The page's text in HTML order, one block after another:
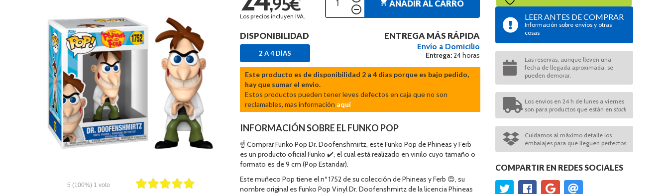
5 (100%) 1 voto
Los precios incluyen IVA.
remove_circle_outline
shopping_cart AÑADIR AL CARRO
DISPONIBILIDAD
2 A 4 DÍAS
ENTREGA MÁS RÁPIDA
Envío a Domicilio
Entrega:24 horas
Este producto es de disponibilidad 2 a 4 dias porque es bajo pedido,
hay que sumar el envio.
Estos productos pueden tener leves defectos en caja que no son
reclamables, mas información aquí
INFORMACIÓN SOBRE EL FUNKO POP
☝ Comprar Funko Pop Dr. Doofenshmirtz, este Funko Pop de Phineas y Ferb
es un producto oficial Funko ✔️, el cual está realizado en vinilo cuyo tamaño o
formato es de 9 cm (Pop Estandar).
Este muñeco Pop tiene el nº 1752 de su colección de Phineas y Ferb 😍, su
nombre original es Funko Pop Vinyl Dr. Doofenshmirtz de la licencia Phineas
LEER ANTES DE COMPRAR
Información sobre envíos y otras
cosas
Las reservas, aunque lleven una
fecha de llegada aproximada, se
pueden demorar.
Los envios en 24 h de lunes a viernes
son para productos que están en stock
Cuidamos al máximo detalle los
embalajes para que lleguen perfectos
COMPARTIR EN REDES SOCIALES